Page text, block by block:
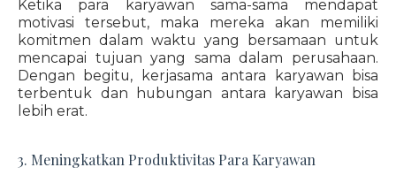
Ketika para karyawan sama-sama mendapat
motivasi tersebut, maka mereka akan memiliki
komitmen dalam waktu yang bersamaan untuk
mencapai tujuan yang sama dalam perusahaan.
Dengan begitu, kerjasama antara karyawan bisa
terbentuk dan hubungan antara karyawan bisa
lebih erat.
3. Meningkatkan Produktivitas Para Karyawan